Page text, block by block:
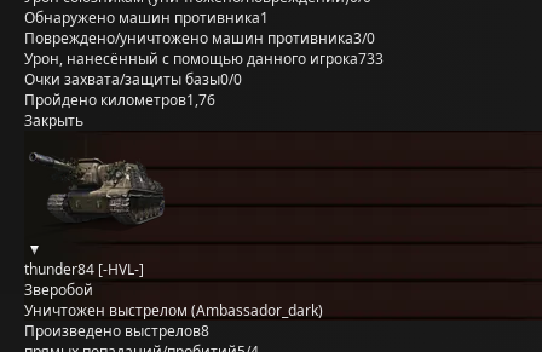
Обнаружено машин противника1
Повреждено/уничтожено машин противника3/0
Урон, нанесённый с помощью данного игрока733
Очки захвата/защиты базы0/0
Пройдено километров1,76
Закрыть
thunder84 [-HVL-]
Зверобой
Уничтожен выстрелом (Ambassador_dark)
Произведено выстрелов8